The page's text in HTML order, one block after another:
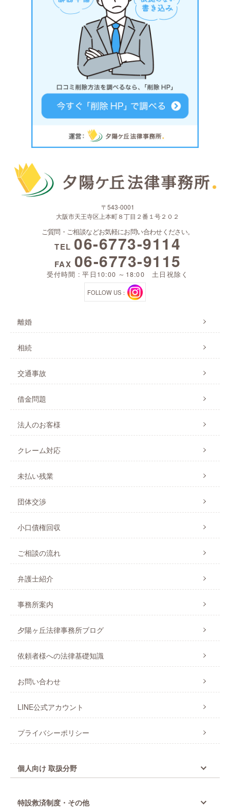
〒543-0001
大阪市天王寺区上本町８丁目２番１号２０２
ご質問・ご相談などお気軽にお問い合わせください。
TEL 06-6773-9114
FAX 06-6773-9115
受付時間 : 平日10:00 ～18:00 土日祝除く
FOLLOW US：
離婚
相続
交通事故
借金問題
法人のお客様
クレーム対応
未払い残業
団体交渉
小口債権回収
ご相談の流れ
弁護士紹介
事務所案内
夕陽ヶ丘法律事務所ブログ
依頼者様への法律基礎知識
お問い合わせ
LINE公式アカウント
プライバシーポリシー
個人向け 取扱分野
特設救済制度・その他